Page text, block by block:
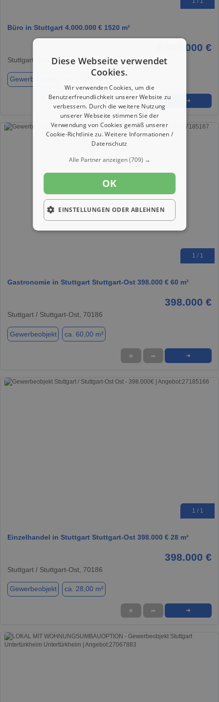
Büro in Stuttgart 4.000.000 € 1520 m²
4.000.000 €
Stuttgart, 70174
Gewerbeobjekt
★ ➦ ➜
1 / 1
Gastronomie in Stuttgart Stuttgart-Ost 398.000 € 60 m²
398.000 €
Stuttgart / Stuttgart-Ost, 70186
Gewerbeobjekt ca. 60,00 m²
★ ➦ ➜
1 / 1
Einzelhandel in Stuttgart Stuttgart-Ost 398.000 € 28 m²
398.000 €
Stuttgart / Stuttgart-Ost, 70186
Gewerbeobjekt ca. 28,00 m²
★ ➦ ➜
Diese Webseite verwendet
Cookies.
Wir verwenden Cookies, um die
Benutzerfreundlichkeit unserer Website zu
verbessern. Durch die weitere Nutzung
unserer Webseite stimmen Sie der
Verwendung von Cookies gemäß unserer
Cookie-Richtlinie zu.Weitere Informationen /
Datenschutz
Alle Partner anzeigen(709) →
OK
EINSTELLUNGEN ODER ABLEHNEN